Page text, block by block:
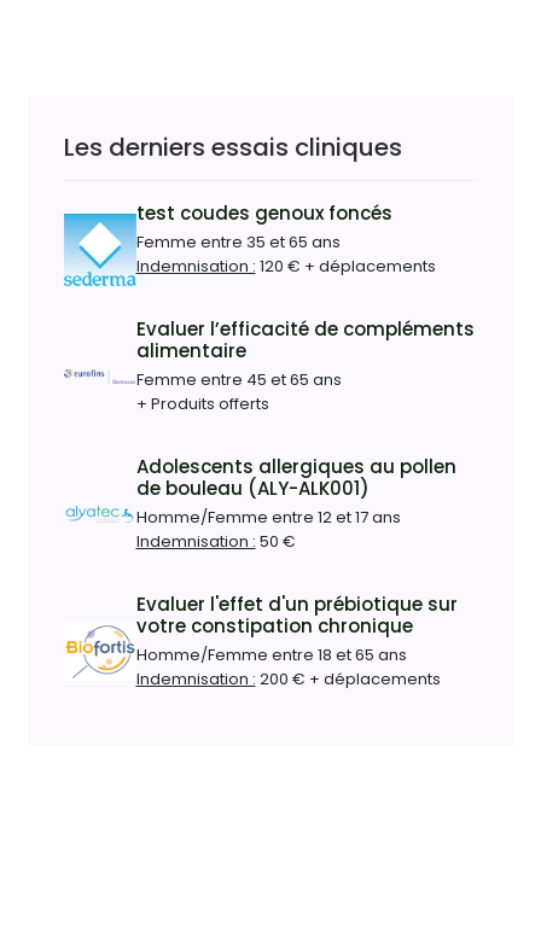
Les derniers essais cliniques
test coudes genoux foncés
Femme entre 35 et 65 ans
Indemnisation : 120 € + déplacements
Evaluer l’efficacité de compléments
alimentaire
Femme entre 45 et 65 ans
+ Produits offerts
Adolescents allergiques au pollen
de bouleau (ALY-ALK001)
Homme/Femme entre 12 et 17 ans
Indemnisation : 50 €
Evaluer l'effet d'un prébiotique sur
votre constipation chronique
Homme/Femme entre 18 et 65 ans
Indemnisation : 200 € + déplacements